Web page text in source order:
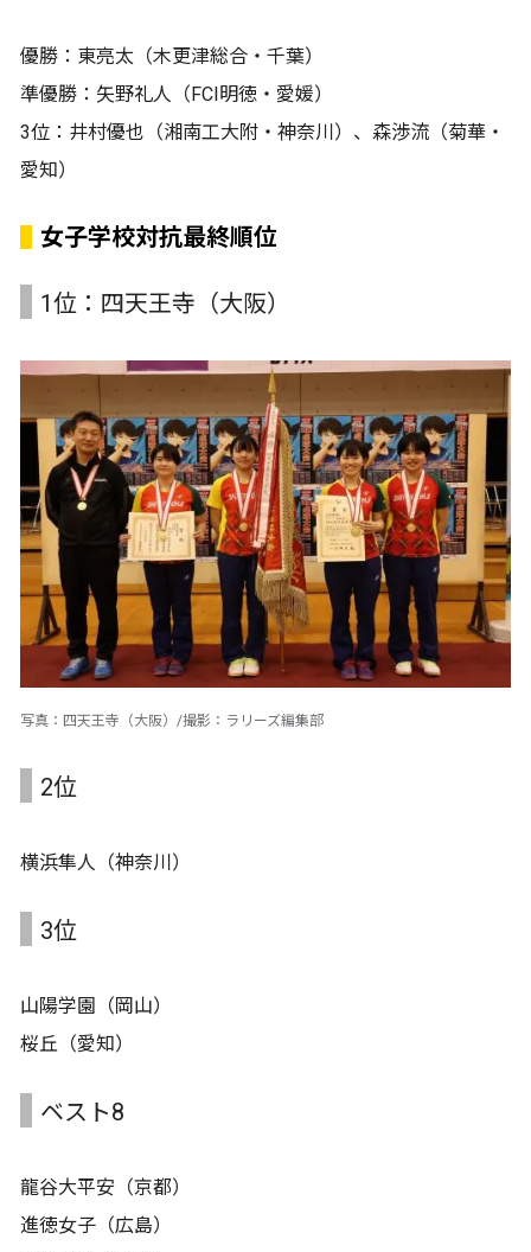
優勝：東亮太（木更津総合・千葉）
準優勝：矢野礼人（FCI明徳・愛媛）
3位：井村優也（湘南工大附・神奈川）、森渉流（菊華・
愛知）
女子学校対抗最終順位
1位：四天王寺（大阪）
写真：四天王寺（大阪）/撮影：ラリーズ編集部
2位
横浜隼人（神奈川）
3位
山陽学園（岡山）
桜丘（愛知）
ベスト8
龍谷大平安（京都）
進徳女子（広島）